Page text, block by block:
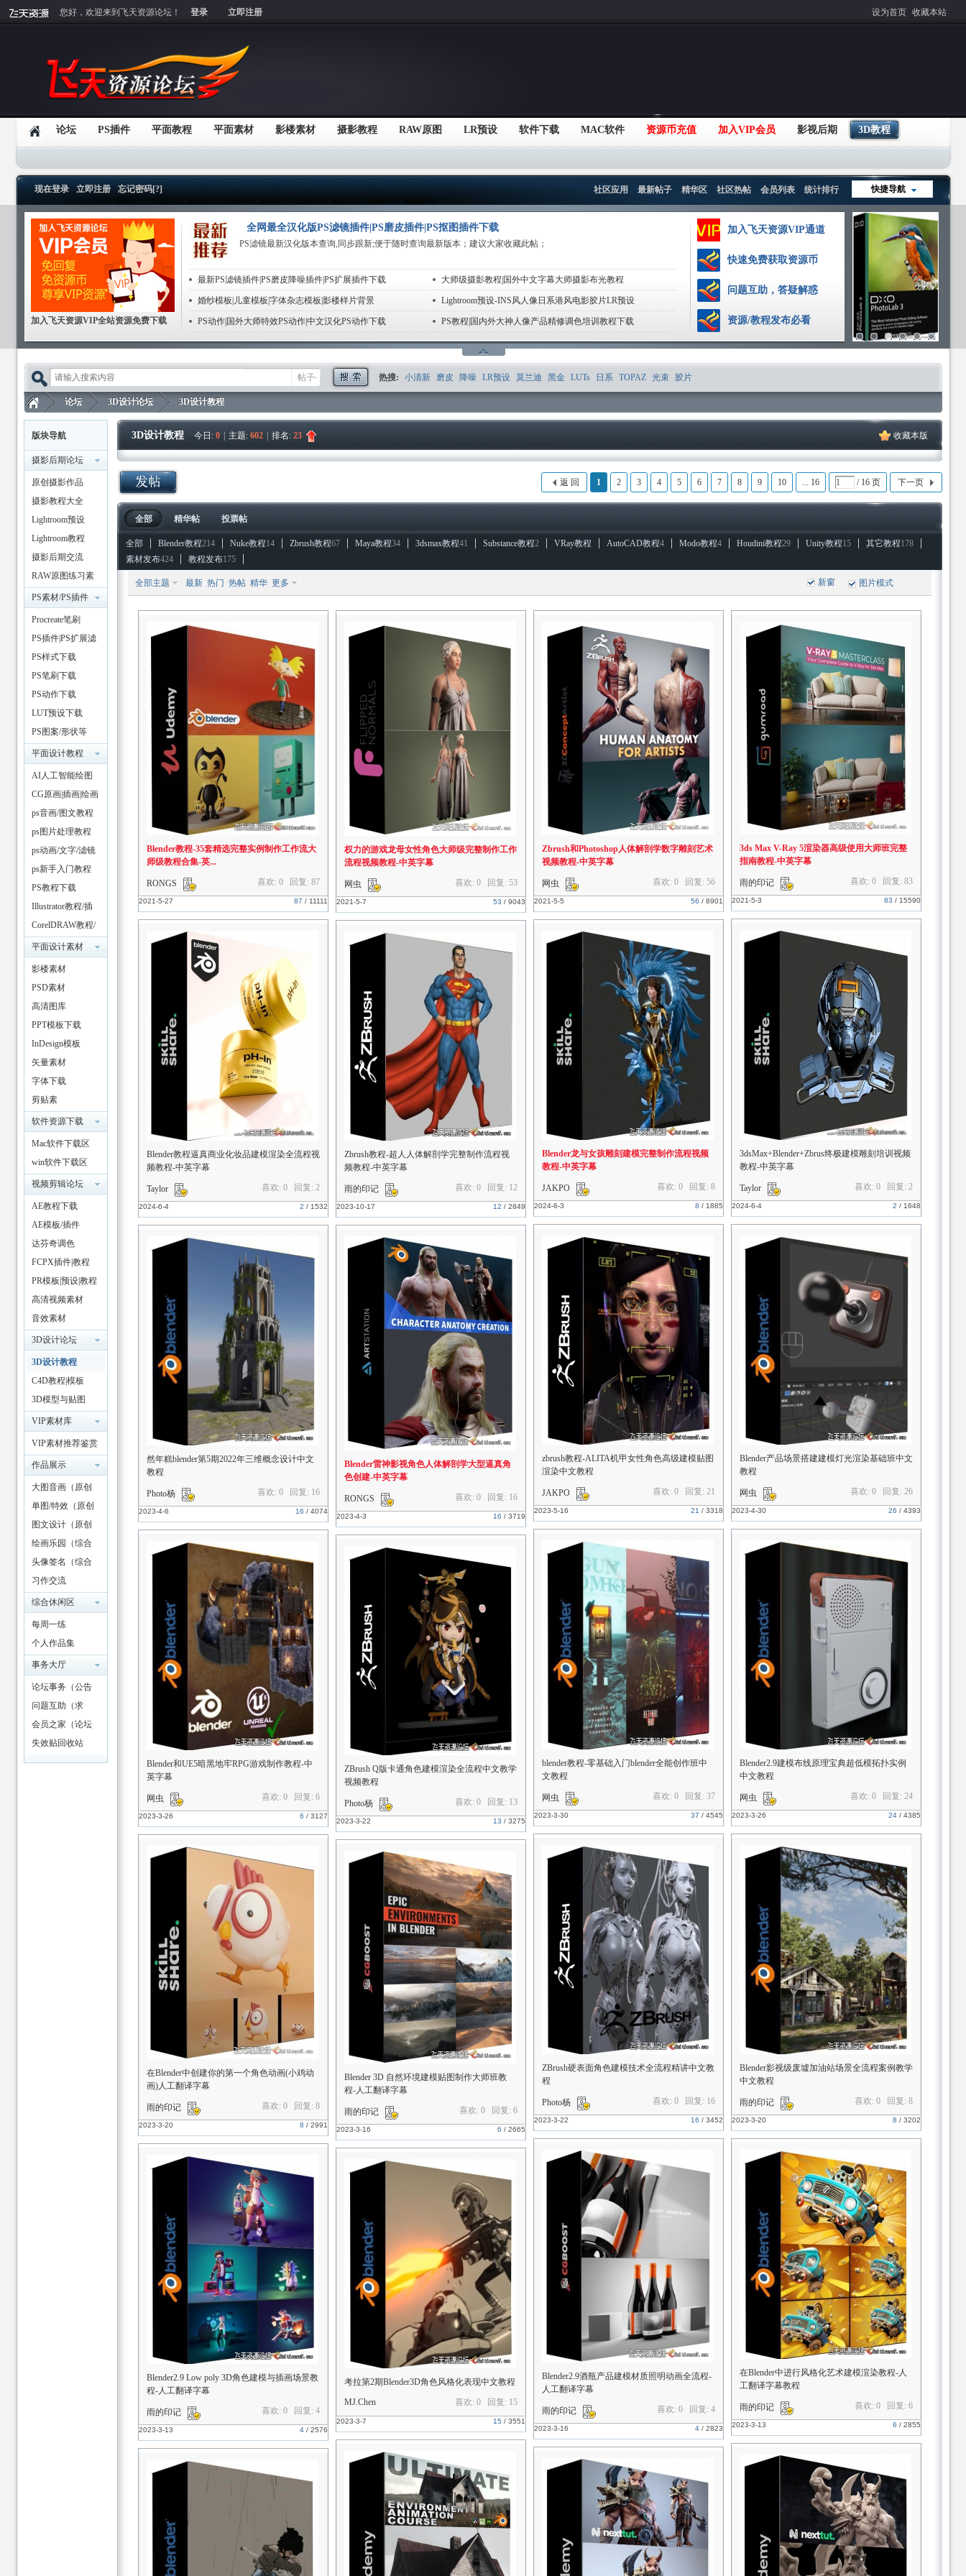
您好，欢迎来到飞天资源论坛！ 登录 立即注册 设为首页 收藏本站
论坛 PS插件 平面教程 平面素材 影楼素材 摄影教程 RAW原图 LR预设 软件下载 MAC软件 资源币充值 加入VIP会员 影视后期 3D教程
快捷导航
现在登录 立即注册 忘记密码[?] 社区应用 最新帖子 精华区 社区热帖 会员列表 统计排行
全网最全汉化版PS滤镜插件|PS磨皮插件|PS抠图插件下载
PS滤镜最新汉化版本查询,同步跟新;便于随时查询最新版本；建议大家收藏此帖；
加入飞天资源VIP全站资源免费下载
最新PS滤镜插件|PS磨皮降噪插件|PS扩展插件下载 大师级摄影教程|国外中文字幕大师摄影布光教程
婚纱模板|儿童模板|字体杂志模板|影楼样片背景 Lightroom预设-INS风人像日系港风电影胶片LR预设
PS动作|国外大师特效PS动作|中文汉化PS动作下载 PS教程|国内外大神人像产品精修调色培训教程下载
加入飞天资源VIP通道
快速免费获取资源币
问题互助，答疑解惑
资源/教程发布必看
1 2 3 4 5 6
帖子 热搜: 小清新 磨皮 降噪 LR预设 莫兰迪 黑金 LUTs 日系 TOPAZ 光束 胶片
飞
天
资
论
坛
»
论坛 3D设计论坛
›
3D设计教程
版块导航
摄影后期论坛
原创摄影作品
摄影教程大全
Lightroom预设
Lightroom教程
摄影后期交流
RAW原图练习素
材
PS素材/PS插件
Procreate笔刷
PS插件|PS扩展滤
镜
PS样式下载
PS笔刷下载
PS动作下载
LUT预设下载
PS图案/形状等
平面设计教程
AI人工智能绘图
CG原画|插画|绘画
教程
ps音画/图文教程
ps图片处理教程
ps动画/文字/滤镜
教程
ps新手入门教程
PS教程下载
Illustrator教程/插
件
CorelDRAW教程/
插件
平面设计素材
影楼素材
PSD素材
高清图库
PPT模板下载
InDesign模板
矢量素材
字体下载
剪贴素
材/Scrapbook
软件资源下载
Mac软件下载区
win软件下载区
视频剪辑论坛
AE教程下载
AE模板/插件
达芬奇调色
FCPX插件|教程
PR模板|预设|教程
高清视频素材
音效素材
3D设计论坛
3D设计教程
C4D教程|模板
3D模型与贴图
VIP素材库
VIP素材推荐鉴赏
作品展示
大图音画（原创
版）
单图/特效（原创
版）
图文设计（原创
版）
绘画乐园（综合
版）
头像签名（综合
版）
习作交流
综合休闲区
每周一练
个人作品集
事务大厅
论坛事务（公告
活动/友链改名）
问题互助（求
助、答疑解惑）
会员之家（论坛
指南/报到）
失效贴回收站
收藏本版
3D设计教程 今日:0 主题:602 排名:23
1 2 3 4 5 6 7 8 9 10 ... 16 / 16 页 下一页
返 回
全部 精华帖 投票帖
全部 Blender教程214 Nuke教程14 Zbrush教程67 Maya教程34 3dsmax教程41 Substance教程2 VRay教程 AutoCAD教程4 Modo教程4 Houdini教程29 Unity教程15 其它教程178
素材发布424 教程发布175
新窗
全部主题 最新 热门 热帖 精华 更多 图片模式
Blender教程-35套精选完整实例制作工作流大
师级教程合集-英...
喜欢: 0 回复:87
RONGS
87 / 11111
2021-5-27
权力的游戏龙母女性角色大师级完整制作工作
流程视频教程-中英字幕
喜欢: 0 回复:53
网虫
53 /9043
2021-5-7
Zbrush和Photoshop人体解剖学数字雕刻艺术
视频教程-中英字幕
喜欢: 0 回复:56
网虫
56 /8901
2021-5-5
3ds Max V-Ray 5渲染器高级使用大师班完整
指南教程-中英字幕
喜欢: 0 回复:83
雨的印记
83 / 15590
2021-5-3
3dsMax+Blender+Zbrus终极建模雕刻培训视频
教程-中英字幕
喜欢: 0 回复:2
Taylor
2 / 1648
2024-6-4
Blender教程逼真商业化妆品建模渲染全流程视
频教程-中英字幕
喜欢: 0 回复:2
Taylor
2 / 1532
2024-6-4
Blender龙与女孩雕刻建模完整制作流程视频
教程-中英字幕
喜欢: 0 回复:8
JAKPO
8 / 1885
2024-6-3
Zbrush教程-超人人体解剖学完整制作流程视
频教程-中英字幕
喜欢: 0 回复: 12
雨的印记
12 /2849
2023-10-17
zbrush教程-ALITA机甲女性角色高级建模贴图
渲染中文教程
喜欢: 0 回复:21
JAKPO
21 /3318
2023-5-16
Blender产品场景搭建建模灯光渲染基础班中文
教程
喜欢: 0 回复:26
网虫
26 /4393
2023-4-30
然年糕blender第5期2022年三维概念设计中文
教程
喜欢: 0 回复: 16
Photo杨
16 /4074
2023-4-6
Blender雷神影视角色人体解剖学大型逼真角
色创建-中英字幕
喜欢: 0 回复: 16
RONGS
16 /3719
2023-4-3
blender教程-零基础入门blender全能创作班中
文教程
喜欢: 0 回复:37
网虫
37 /4545
2023-3-30
Blender2.9建模布线原理宝典超低模拓扑实例
中文教程
喜欢: 0 回复:24
网虫
24 /4385
2023-3-26
Blender和UE5暗黑地牢RPG游戏制作教程-中
英字幕
喜欢: 0 回复:6
网虫
6 /3127
2023-3-26
ZBrush Q版卡通角色建模渲染全流程中文教学
视频教程
喜欢: 0 回复: 13
Photo杨
13 /3275
2023-3-22
ZBrush硬表面角色建模技术全流程精讲中文教
程
喜欢: 0 回复: 16
Photo杨
16 /3452
2023-3-22
Blender影视级废墟加油站场景全流程案例教学
中文教程
喜欢: 0 回复:8
雨的印记
8 /3202
2023-3-20
在Blender中创建你的第一个角色动画(小鸡动
画)人工翻译字幕
喜欢: 0 回复:8
雨的印记
8 /2991
2023-3-20
Blender 3D 自然环境建模贴图制作大师班教
程-人工翻译字幕
喜欢: 0 回复:6
雨的印记
6 /2665
2023-3-16
Blender2.9酒瓶产品建模材质照明动画全流程-
人工翻译字幕
喜欢: 0 回复:4
雨的印记
4 /2823
2023-3-16
在Blender中进行风格化艺术建模渲染教程-人
工翻译字幕教程
喜欢: 0 回复:6
雨的印记
6 /2855
2023-3-13
Blender2.9 Low poly 3D角色建模与插画场景教
程-人工翻译字幕
喜欢: 0 回复:4
雨的印记
4 /2576
2023-3-13
考拉第2期Blender3D角色风格化表现中文教程
喜欢: 0 回复: 15
MJ.Chen
15 /3551
2023-3-7